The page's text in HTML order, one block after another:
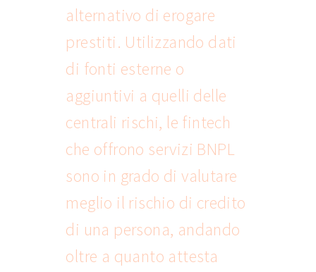
alternativo di erogare
prestiti. Utilizzando dati
di fonti esterne o
aggiuntivi a quelli delle
centrali rischi, le fintech
che offrono servizi BNPL
sono in grado di valutare
meglio il rischio di credito
di una persona, andando
oltre a quanto attesta